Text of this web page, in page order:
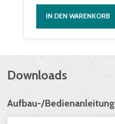
IN DEN WARENKORB
Downloads
Aufbau-/Bedienanleitung